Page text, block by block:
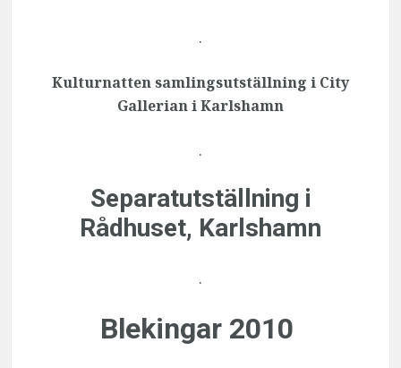
.
Kulturnatten samlingsutställning i City
Gallerian i Karlshamn
.
Separatutställning i
Rådhuset, Karlshamn
.
Blekingar 2010